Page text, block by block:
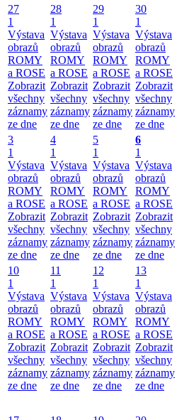
27
1
Výstava
obrazů
ROMY
a ROSE
Zobrazit
všechny
záznamy
ze dne
28
1
Výstava
obrazů
ROMY
a ROSE
Zobrazit
všechny
záznamy
ze dne
29
1
Výstava
obrazů
ROMY
a ROSE
Zobrazit
všechny
záznamy
ze dne
30
1
Výstava
obrazů
ROMY
a ROSE
Zobrazit
všechny
záznamy
ze dne
3
1
Výstava
obrazů
ROMY
a ROSE
Zobrazit
všechny
záznamy
ze dne
4
1
Výstava
obrazů
ROMY
a ROSE
Zobrazit
všechny
záznamy
ze dne
5
1
Výstava
obrazů
ROMY
a ROSE
Zobrazit
všechny
záznamy
ze dne
6
1
Výstava
obrazů
ROMY
a ROSE
Zobrazit
všechny
záznamy
ze dne
10
1
Výstava
obrazů
ROMY
a ROSE
Zobrazit
všechny
záznamy
ze dne
11
1
Výstava
obrazů
ROMY
a ROSE
Zobrazit
všechny
záznamy
ze dne
12
1
Výstava
obrazů
ROMY
a ROSE
Zobrazit
všechny
záznamy
ze dne
13
1
Výstava
obrazů
ROMY
a ROSE
Zobrazit
všechny
záznamy
ze dne